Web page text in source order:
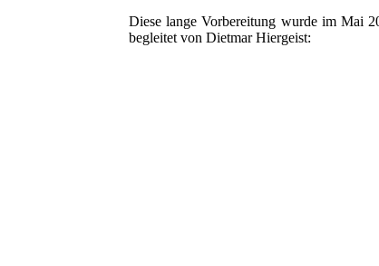
Diese lange Vorbereitung wurde im Mai
begleitet von Dietmar Hiergeist: